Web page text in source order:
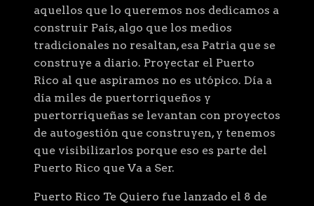
aquellos que lo queremos nos dedicamos a
construir País, algo que los medios
tradicionales no resaltan, esa Patria que se
construye a diario. Proyectar el Puerto
Rico al que aspiramos no es utópico. Día a
día miles de puertorriqueños y
puertorriqueñas se levantan con proyectos
de autogestión que construyen, y tenemos
que visibilizarlos porque eso es parte del
Puerto Rico que Va a Ser.
Puerto Rico Te Quiero fue lanzado el 8 de